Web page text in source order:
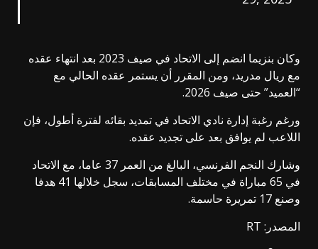
وكان بنزيما انضم إلى الاتحاد في صيف 2023 بعد انتهاء عقده
مع ريال مدريد، ومن المقرر أن يستمر عقده الحالي مع
“العميد” حتى صيف 2026.
ورغم رغبة إدارة نادي الاتحاد في تمديد بقائه لفترة أطول، فإن
اللاعب لم يوافق بعد على تجديد عقده.
وشارك النجم الفرنسي، البالغ من العمر 37 عاما، مع الاتحاد
في 65 مباراة في مختلف المسابقات، سجل خلالها 41 هدفا
وصنع 17 تمريرة حاسمة.
المصدر: RT